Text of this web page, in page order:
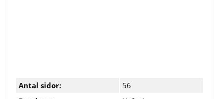
Antal sidor:
56